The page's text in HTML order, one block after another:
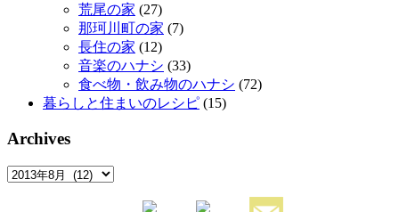
荒尾の家 (27)
那珂川町の家 (7)
長住の家 (12)
音楽のハナシ (33)
食べ物・飲み物のハナシ (72)
暮らしと住まいのレシピ (15)
Archives
Archives